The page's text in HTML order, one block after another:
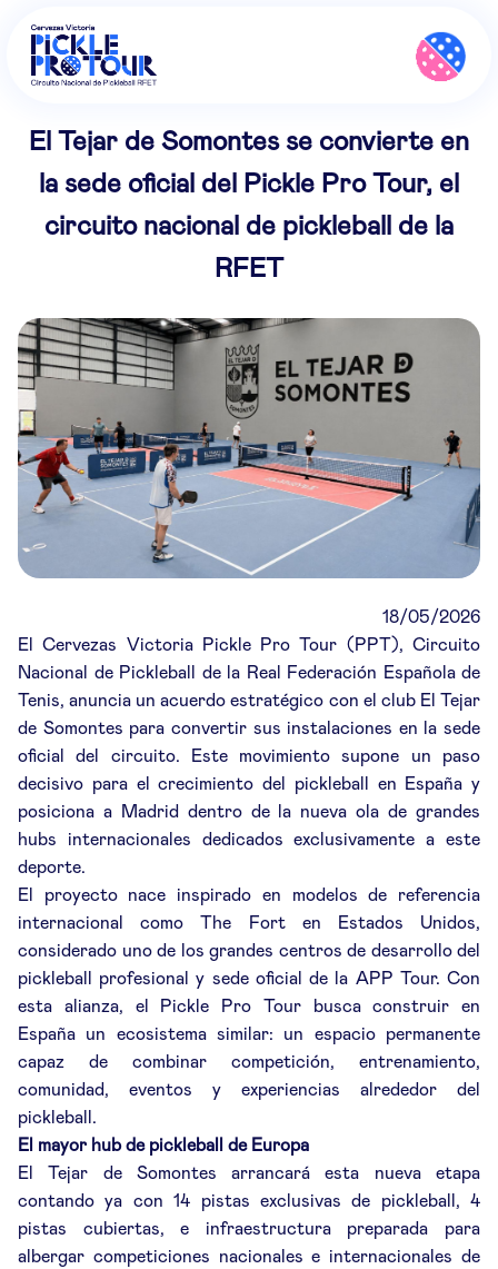
El Tejar de Somontes se convierte en
la sede oficial del Pickle Pro Tour, el
circuito nacional de pickleball de la
RFET
18/05/2026
El Cervezas Victoria Pickle Pro Tour (PPT), Circuito
Nacional de Pickleball de la Real Federación Española de
Tenis, anuncia un acuerdo estratégico con el club El Tejar
de Somontes para convertir sus instalaciones en la sede
oficial del circuito. Este movimiento supone un paso
decisivo para el crecimiento del pickleball en España y
posiciona a Madrid dentro de la nueva ola de grandes
hubs internacionales dedicados exclusivamente a este
deporte.
El proyecto nace inspirado en modelos de referencia
internacional como The Fort en Estados Unidos,
considerado uno de los grandes centros de desarrollo del
pickleball profesional y sede oficial de la APP Tour. Con
esta alianza, el Pickle Pro Tour busca construir en
España un ecosistema similar: un espacio permanente
capaz de combinar competición, entrenamiento,
comunidad, eventos y experiencias alrededor del
pickleball.
El mayor hub de pickleball de Europa
El Tejar de Somontes arrancará esta nueva etapa
contando ya con 14 pistas exclusivas de pickleball, 4
pistas cubiertas, e infraestructura preparada para
albergar competiciones nacionales e internacionales de